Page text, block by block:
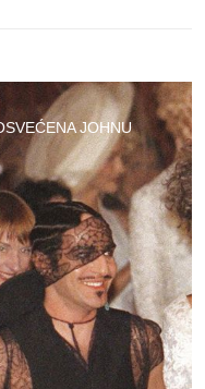
JOHNU